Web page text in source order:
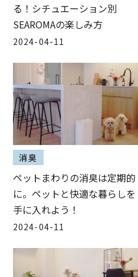
る！シチュエーション別
SEAROMAの楽しみ方
2024-04-11
消臭
ペットまわりの消臭は定期的
に。ペットと快適な暮らしを
手に入れよう！
2024-04-11